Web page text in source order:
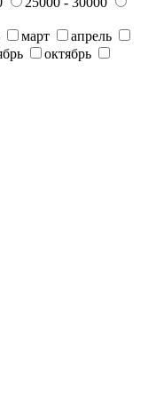
март
апрель
октябрь